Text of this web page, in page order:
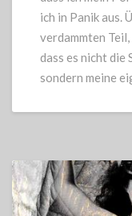
ich in Panik aus.
verdammten
dass es nicht die
sondern meine